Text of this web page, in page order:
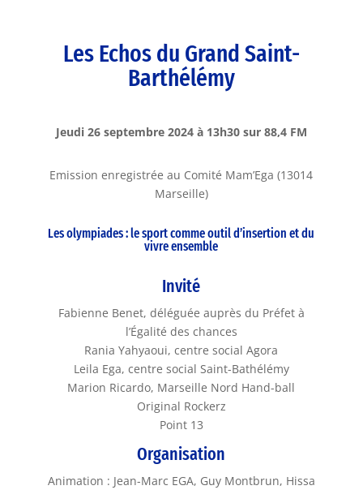
Les Echos du Grand Saint-
Barthélémy
Jeudi 26 septembre 2024 à 13h30 sur 88,4 FM
Emission enregistrée au Comité Mam’Ega (13014
Marseille)
Les olympiades : le sport comme outil d’insertion et du
vivre ensemble
Invité
Fabienne Benet, déléguée auprès du Préfet à
l’Égalité des chances
Rania Yahyaoui, centre social Agora
Leila Ega, centre social Saint-Bathélémy
Marion Ricardo, Marseille Nord Hand-ball
Original Rockerz
Point 13
Organisation
Animation : Jean-Marc EGA, Guy Montbrun, Hissa